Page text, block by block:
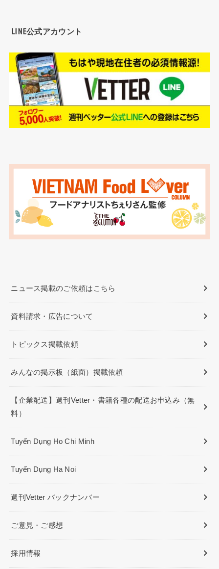
LINE公式アカウント
ニュース掲載のご依頼はこちら
資料請求・広告について
トピックス掲載依頼
みんなの掲示板（紙面）掲載依頼
【企業配送】週刊Vetter・書籍各種の配送お申込み（無
料）
Tuyển Dụng Ho Chi Minh
Tuyển Dụng Ha Noi
週刊Vetter バックナンバー
ご意見・ご感想
採用情報